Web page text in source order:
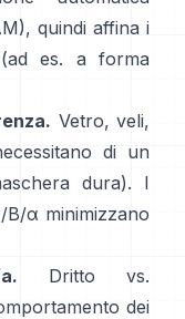
), quindi affina i
es.
a forma
Vetro, veli,
di un
dura). I
B/α minimizzano
Dritto vs.
dei